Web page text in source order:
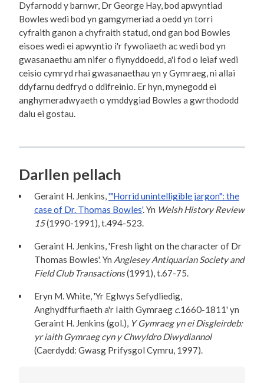
Dyfarnodd y barnwr, Dr George Hay, bod apwyntiad
Bowles wedi bod yn gamgymeriad a oedd yn torri
cyfraith ganon a chyfraith statud, ond gan bod Bowles
eisoes wedi ei apwyntio i'r fywoliaeth ac wedi bod yn
gwasanaethu am nifer o flynyddoedd, a'i fod o leiaf wedi
ceisio cymryd rhai gwasanaethau yn y Gymraeg, ni allai
ddyfarnu dedfryd o ddifreinio. Er hyn, mynegodd ei
anghymeradwyaeth o ymddygiad Bowles a gwrthododd
dalu ei gostau.
Darllen pellach
Geraint H. Jenkins, '"Horrid unintelligible jargon": the
case of Dr. Thomas Bowles'. Yn Welsh History Review
15(1990-1991), t.494-523.
Geraint H. Jenkins, 'Fresh light on the character of Dr
Thomas Bowles'. Yn Anglesey Antiquarian Society and
Field Club Transactions(1991), t.67-75.
Eryn M. White, 'Yr Eglwys Sefydliedig,
Anghydffurfiaeth a'r Iaith Gymraeg c.1660-1811' yn
Geraint H. Jenkins (gol.), Y Gymraeg yn ei Disgleirdeb:
yr iaith Gymraeg cyn y Chwyldro Diwydiannol
(Caerdydd: Gwasg Prifysgol Cymru, 1997).